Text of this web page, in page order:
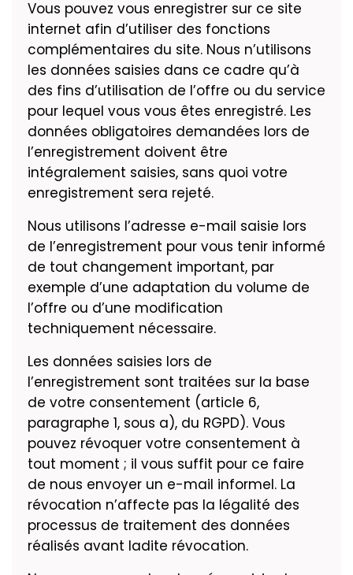
Vous pouvez vous enregistrer sur ce site
internet afin d’utiliser des fonctions
complémentaires du site. Nous n’utilisons
les données saisies dans ce cadre qu’à
des fins d’utilisation de l’offre ou du service
pour lequel vous vous êtes enregistré. Les
données obligatoires demandées lors de
l’enregistrement doivent être
intégralement saisies, sans quoi votre
enregistrement sera rejeté.
Nous utilisons l’adresse e-mail saisie lors
de l’enregistrement pour vous tenir informé
de tout changement important, par
exemple d’une adaptation du volume de
l’offre ou d’une modification
techniquement nécessaire.
Les données saisies lors de
l’enregistrement sont traitées sur la base
de votre consentement (article 6,
paragraphe 1, sous a), du RGPD). Vous
pouvez révoquer votre consentement à
tout moment ; il vous suffit pour ce faire
de nous envoyer un e-mail informel. La
révocation n’affecte pas la légalité des
processus de traitement des données
réalisés avant ladite révocation.